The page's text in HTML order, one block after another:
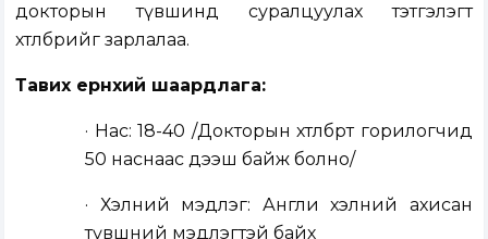
докторын түвшинд суралцуулах тэтгэлэгт
хөтөлбөрийг зарлалаа.
Тавих ерөнхий шаардлага:
· Нас: 18-40 /Докторын хөтөлбөрт горилогчид
50 наснаас дээш байж болно/
· Хэлний мэдлэг: Англи хэлний ахисан
түвшний мэдлэгтэй байх